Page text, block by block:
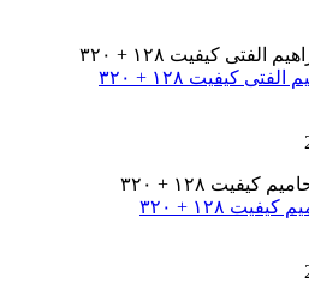
کیفیت ۱۲۸ + ۳۲۰
۱۲۸ + ۳۲۰